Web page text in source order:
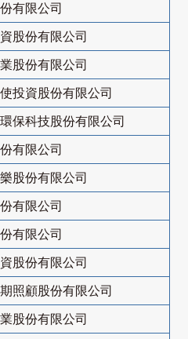
有限公司
股份有限公司
股份有限公司
投資股份有限公司
保科技股份有限公司
有限公司
股份有限公司
有限公司
有限公司
股份有限公司
照顧股份有限公司
股份有限公司